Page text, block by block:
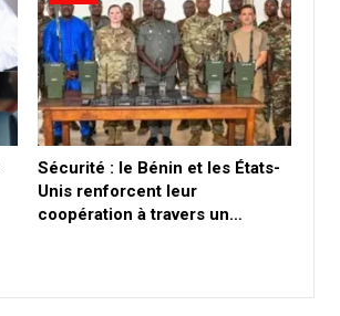
Sécurité : le Bénin et les États-
Unis renforcent leur
coopération à travers un…